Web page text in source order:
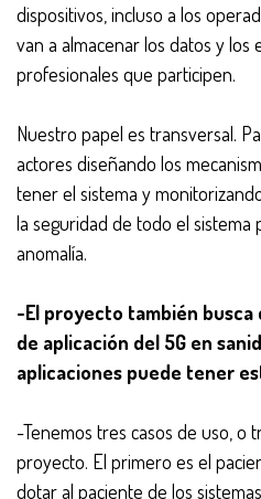
dispositivos, incluso a los
van a almacenar los datos y
profesionales que participen.
Nuestro papel es transversal.
actores diseñando los
tener el sistema y
la seguridad de todo el sistema
anomalía.
-El proyecto también busca
de aplicación del 5G en
aplicaciones puede tener
-Tenemos tres casos de uso, o
proyecto. El primero es el
dotar al paciente de los